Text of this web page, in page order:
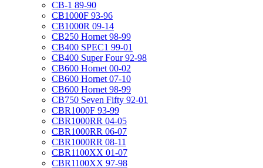
CB-1 89-90
CB1000F 93-96
CB1000R 09-14
CB250 Hornet 98-99
CB400 SPEC1 99-01
CB400 Super Four 92-98
CB600 Hornet 00-02
CB600 Hornet 07-10
CB600 Hornet 98-99
CB750 Seven Fifty 92-01
CBR1000F 93-99
CBR1000RR 04-05
CBR1000RR 06-07
CBR1000RR 08-11
CBR1100XX 01-07
CBR1100XX 97-98